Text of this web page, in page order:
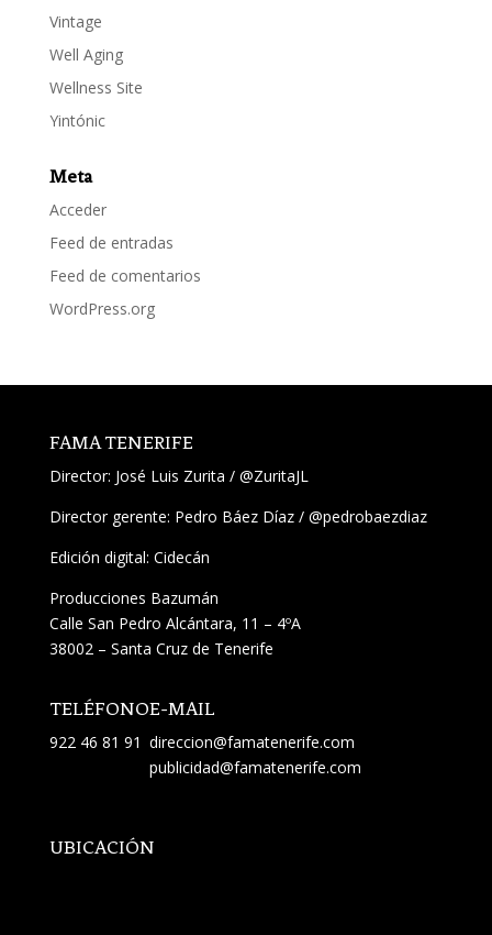
Vintage
Well Aging
Wellness Site
Yintónic
Meta
Acceder
Feed de entradas
Feed de comentarios
WordPress.org
FAMA TENERIFE
Director: José Luis Zurita / @ZuritaJL
Director gerente: Pedro Báez Díaz / @pedrobaezdiaz
Edición digital: Cidecán
Producciones Bazumán
Calle San Pedro Alcántara, 11 – 4ºA
38002 – Santa Cruz de Tenerife
TELÉFONO
922 46 81 91
E-MAIL
direccion@famatenerife.com
publicidad@famatenerife.com
UBICACIÓN